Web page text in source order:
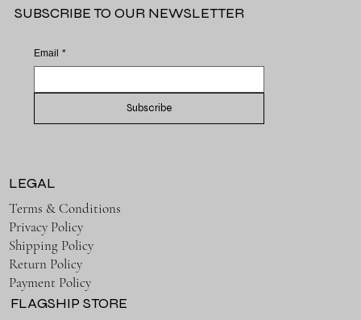
Email *
Subscribe
SUBSCRIBE TO OUR NEWSLETTER
LEGAL
Terms & Conditions
Privacy Policy
Shipping Policy
Return Policy
Payment Policy
FLAGSHIP STORE